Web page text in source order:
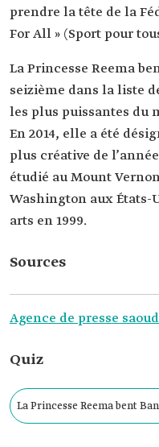
prendre la tête de la
For All » (Sport pour
La Princesse Reema
seizième dans la liste
les plus puissantes du
En 2014, elle a été
plus créative de
étudié au Mount
Washington aux États-
arts en 1999.
Sources
Agence de presse
Quiz
La Princesse Reema bent